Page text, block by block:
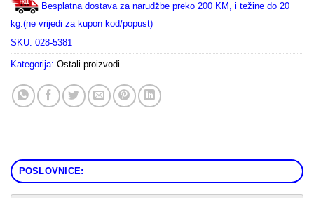
Besplatna dostava za narudžbe preko 200 KM, i težine do 20
kg.(ne vrijedi za kupon kod/popust)
SKU: 028-5381
Kategorija: Ostali proizvodi
POSLOVNICE: